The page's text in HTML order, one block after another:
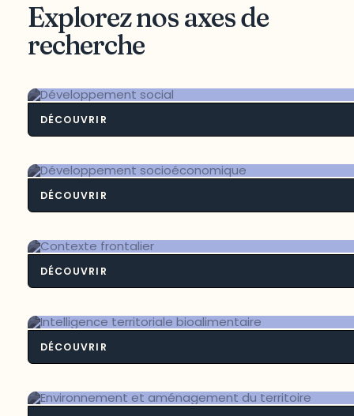
Explorez nos axes de
recherche
DÉCOUVRIR
DÉCOUVRIR
DÉCOUVRIR
DÉCOUVRIR